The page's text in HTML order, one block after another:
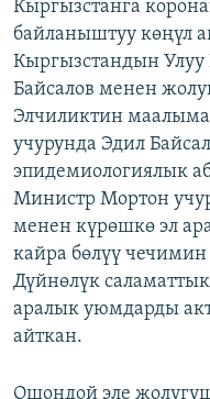
Кыргызстанга
байланыштуу көңүл
Кыргызстандын Улуу
Байсалов менен
Элчиликтин
учурунда Эдил
эпидемиологиялык
Министр Мортон
менен күрөшкө эл
кайра бөлүү
Дүйнөлүк
аралык уюмдарды
айткан.
Ошондой эле